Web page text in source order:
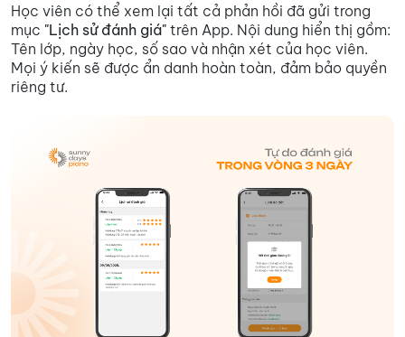
Học viên có thể xem lại tất cả phản hồi đã gửi trong
mục "Lịch sử đánh giá" trên App. Nội dung hiển thị gồm:
Tên lớp, ngày học, số sao và nhận xét của học viên.
Mọi ý kiến sẽ được ẩn danh hoàn toàn, đảm bảo quyền
riêng tư.